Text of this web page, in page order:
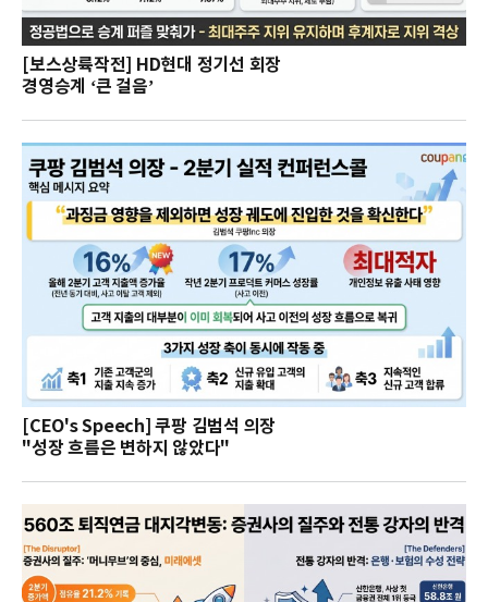
[보스상륙작전] HD현대 정기선 회장
경영승계 ‘큰 걸음’
[CEO's Speech] 쿠팡 김범석 의장
"성장 흐름은 변하지 않았다"